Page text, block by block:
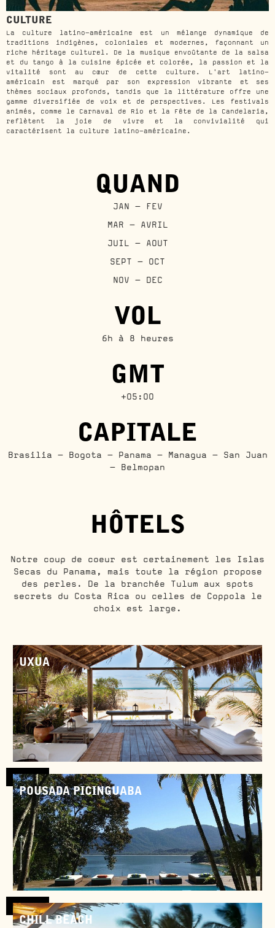
CULTURE
La culture latino-américaine est un mélange dynamique de
traditions indigènes, coloniales et modernes, façonnant un
riche héritage culturel. De la musique envoûtante de la salsa
et du tango à la cuisine épicée et colorée, la passion et la
vitalité sont au cœur de cette culture. L'art latino-
américain est marqué par son expression vibrante et ses
thèmes sociaux profonds, tandis que la littérature offre une
gamme diversifiée de voix et de perspectives. Les festivals
animés, comme le Carnaval de Rio et la Fête de la Candelaria,
reflètent la joie de vivre et la convivialité qui
caractérisent la culture latino-américaine.
QUAND
JAN - FEV
MAR - AVRIL
JUIL - AOUT
SEPT - OCT
NOV - DEC
VOL
6h à 8 heures
GMT
+05:00
CAPITALE
Brasilia - Bogota - Panama - Managua - San Juan
- Belmopan
HÔTELS
Notre coup de coeur est certainement les Islas
Secas du Panama, mais toute la région propose
des perles. De la branchée Tulum aux spots
secrets du Costa Rica ou celles de Coppola le
choix est large.
UXUA
Brésil
POUSADA PICINGUABA
Brésil
CHILL BEACH